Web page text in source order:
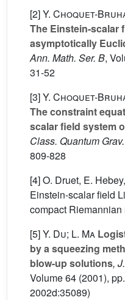
[2]Y. Choquet-
The Einstein-scalar
asymptotically
Ann. Math. Ser. B,
31-52
[3]Y. Choquet-
The constraint
scalar field system
Class. Quantum Grav.
809-828
[4] O. Druet, E.
Einstein-scalar field
compact
[5]Y. Du; L. Ma
by a squeezing
blow-up solutions,
Volume 64 (2001),
2002d:35089)